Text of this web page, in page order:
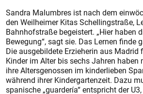
Sandra Malumbres ist nach dem
den Weilheimer Kitas Schellingstraße,
Bahnhofstraße begeistert. „Hier haben
Bewegung“, sagt sie. Das Lernen finde
Die ausgebildete Erzieherin aus Madrid
Kinder im Alter bis sechs Jahren haben
ihre Altersgenossen im kinderlieben
während ihrer Kindergartenzeit. Dazu
spanische „guardería“ entspricht der